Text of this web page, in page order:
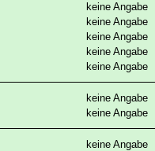
keine Angabe
keine Angabe
keine Angabe
keine Angabe
keine Angabe
keine Angabe
keine Angabe
keine Angabe